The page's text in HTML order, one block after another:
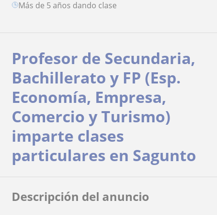
más de 5 años dando clase
Profesor de Secundaria,
Bachillerato y FP (Esp.
Economía, Empresa,
Comercio y Turismo)
imparte clases
particulares en Sagunto
Descripción del anuncio